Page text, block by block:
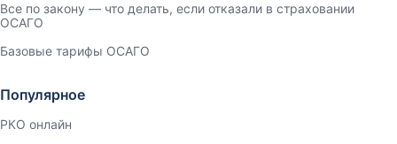
Все по закону — что делать, если отказали в страховании
ОСАГО
Базовые тарифы ОСАГО
Популярное
РКО онлайн